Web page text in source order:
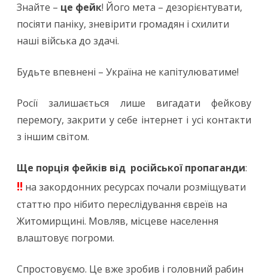
Знайте – це фейк! Його мета – дезорієнтувати,
посіяти паніку, зневірити громадян і схилити
наші війська до здачі.
Будьте впевнені – Україна не капітулюватиме!
Росії залишається лише вигадати фейкову
перемогу, закрити у себе інтернет і усі контакти
з іншим світом.
Ще порція фейків від російської пропаганди:
!! на закордонних ресурсах почали розміщувати
статтю про нібито переслідування євреїв на
Житомирщині. Мовляв, місцеве населення
влаштовує погроми.
Спростовуємо. Це вже зробив і головний рабин